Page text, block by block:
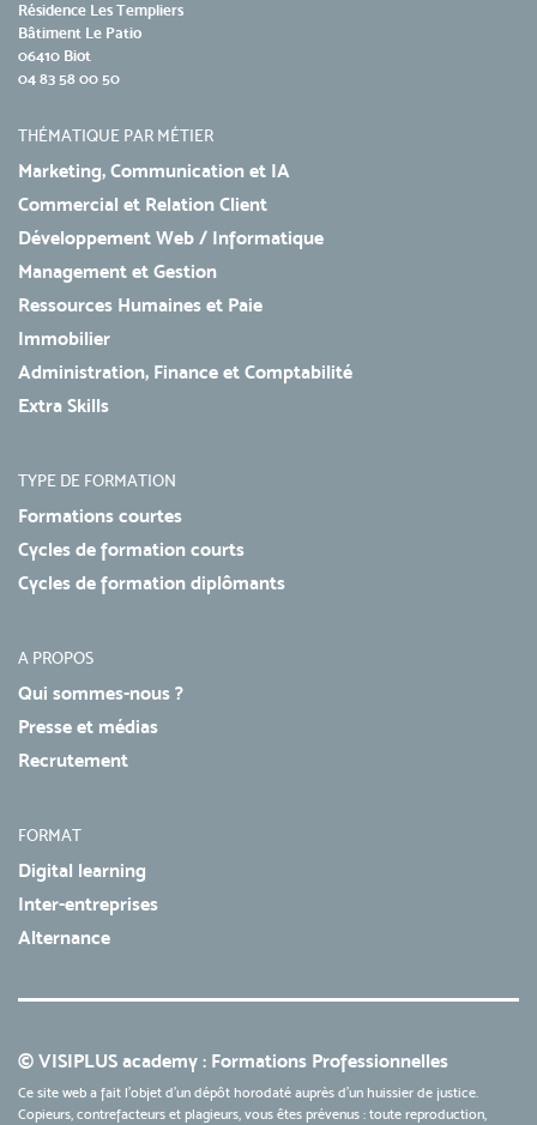
Résidence Les Templiers
Bâtiment Le Patio
06410 Biot
04 83 58 00 50
THÉMATIQUE PAR MÉTIER
Marketing, Communication et IA
Commercial et Relation Client
Développement Web / Informatique
Management et Gestion
Ressources Humaines et Paie
Immobilier
Administration, Finance et Comptabilité
Extra Skills
TYPE DE FORMATION
Formations courtes
Cycles de formation courts
Cycles de formation diplômants
A PROPOS
Qui sommes-nous ?
Presse et médias
Recrutement
FORMAT
Digital learning
Inter-entreprises
Alternance
© VISIPLUS academy : Formations Professionnelles
Ce site web a fait l'objet d'un dépôt horodaté auprès d'un huissier de justice.
Copieurs, contrefacteurs et plagieurs, vous êtes prévenus : toute reproduction,